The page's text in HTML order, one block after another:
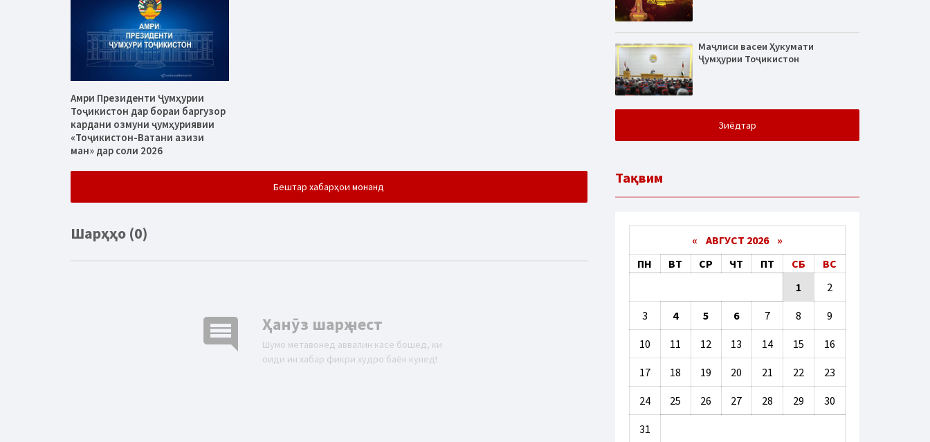
Амри Президенти Ҷумҳурии
Тоҷикистон дар бораи баргузор
кардани озмуни ҷумҳуриявии
«Тоҷикистон-Ватани азизи
ман» дар соли 2026
Бештар хабарҳои монанд
Шарҳҳо (0)
comment Ҳанӯз шарҳ нест
Шумо метавонед аввалин касе бошед, ки
оиди ин хабар фикри худро баён кунед!
Маҷлиси васеи Ҳукумати
Ҷумҳурии Тоҷикистон
Зиёдтар
Тақвим
« АВГУСТ 2026 »
ПН
ВТ СР ЧТ ПТ СБ
ВС
1
2
3 4 5 6 7 8 9
10 11 12 13 14 15 16
17 18 19 20 21 22 23
24 25 26 27 28 29 30
31